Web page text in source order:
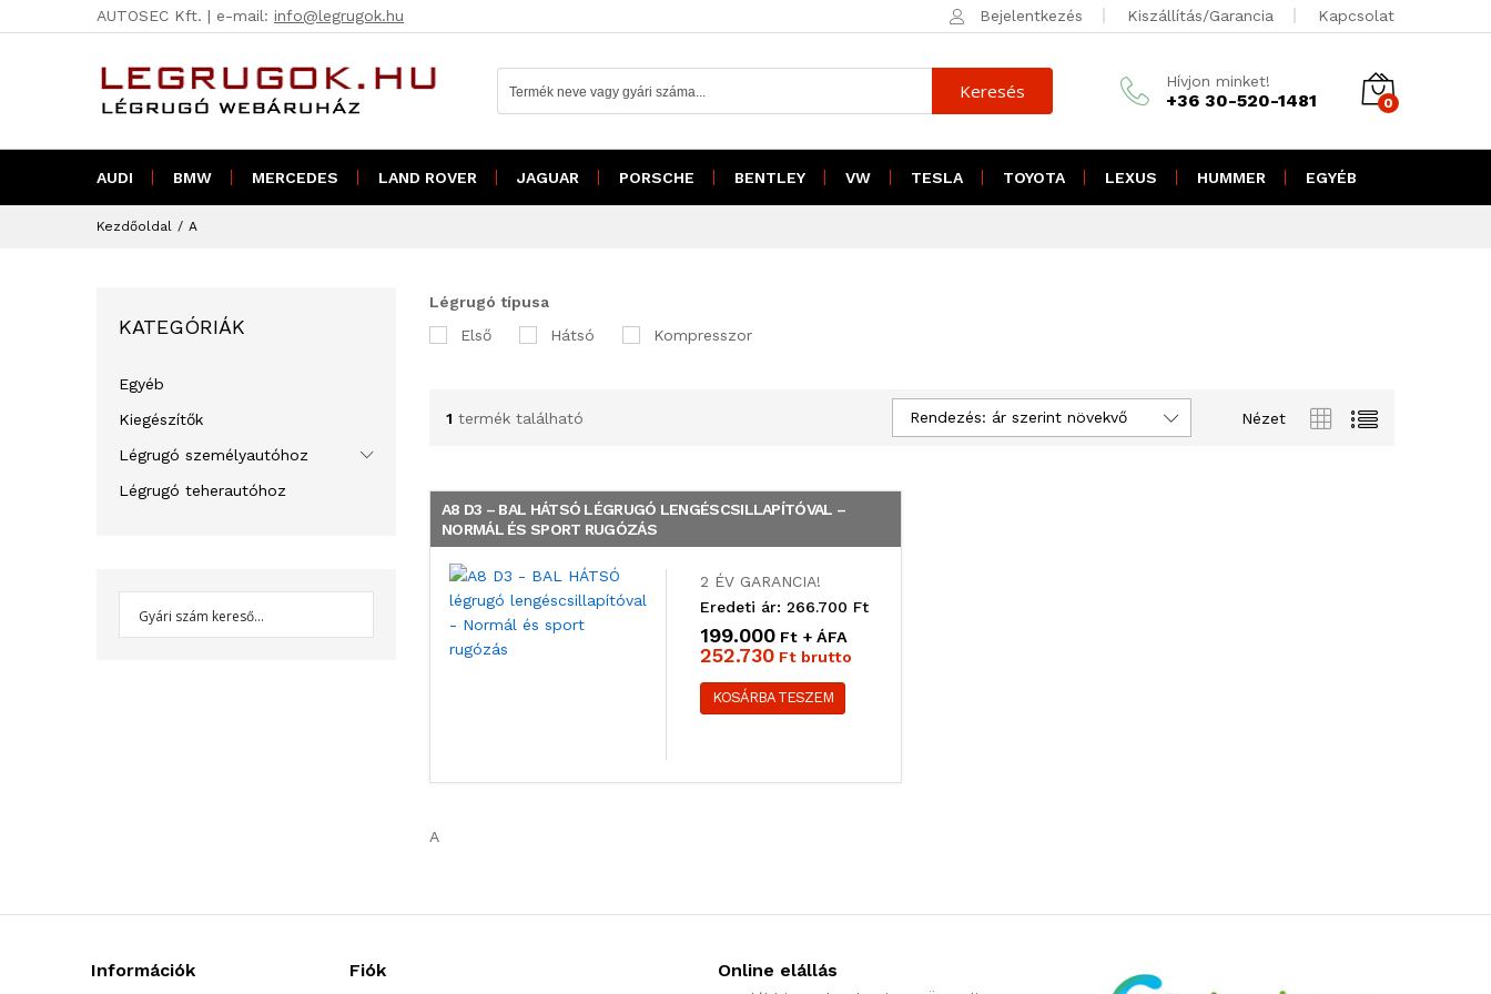
AUTOSEC Kft. | e-mail: info@legrugok.hu Bejelentkezés Kiszállítás/Garancia Kapcsolat
Keresés Hívjon minket!
+36 30-520-1481 0
AUDI BMW MERCEDES LAND ROVER JAGUAR PORSCHE BENTLEY VW TESLA TOYOTA LEXUS HUMMER EGYÉB
Kezdőoldal / A
Légrugó típusa
Első
Hátsó Kompresszor
1 termék található Nézet
Rendezés: ár szerint növekvő
A8 D3 – BAL HÁTSÓ LÉGRUGÓ LENGÉSCSILLAPÍTÓVAL –
NORMÁL ÉS SPORT RUGÓZÁS
2 ÉV GARANCIA!
Eredeti ár: 266.700 Ft
199.000 Ft + ÁFA
252.730 Ft brutto
KOSÁRBA TESZEM
A
KATEGÓRIÁK
Egyéb
Kiegészítők
Légrugó személyautóhoz
Légrugó teherautóhoz
Információk Fiók Online elállás